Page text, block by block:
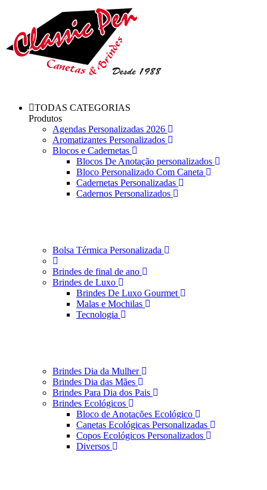
TODAS CATEGORIAS
Produtos
Agendas Personalizadas 2026
Aromatizantes Personalizados
Blocos e Cadernetas
Blocos De Anotação personalizados
Bloco Personalizado Com Caneta
Cadernetas Personalizadas
Cadernos Personalizados
Bolsa Térmica Personalizada
Brindes de final de ano
Brindes de Luxo
Brindes De Luxo Gourmet
Malas e Mochilas
Tecnologia
Brindes Dia da Mulher
Brindes Dia das Mães
Brindes Para Dia dos Pais
Brindes Ecológicos
Bloco de Anotações Ecológico
Canetas Ecológicas Personalizadas
Copos Ecológicos Personalizados
Diversos